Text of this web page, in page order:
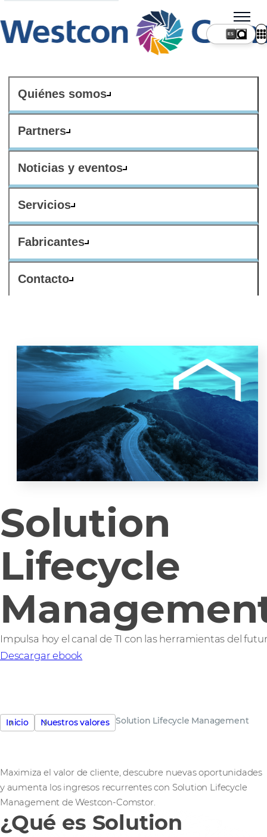
Quiénes somos
Partners
Noticias y eventos
Servicios
Fabricantes
Contacto
ES
Solution
Lifecycle
Impulsa hoy el canal de TI con las herramientas del
Descargar ebook
Inicio Nuestros valores Solution Lifecycle Management
Maximiza el valor de cliente, descubre nuevas oportunidades
y aumenta los ingresos recurrentes con Solution Lifecycle
Management de Westcon‑Comstor.
¿Qué es Solution